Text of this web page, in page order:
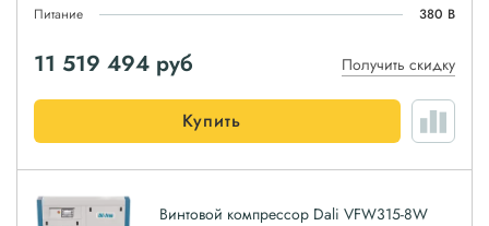
Питание
380 В
11 519 494 руб Получить скидку
Купить
Винтовой компрессор Dali VFW315-8W